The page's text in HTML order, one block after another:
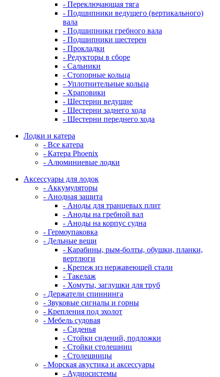
- Переключающая тяга
- Подшипники ведущего (вертикального)
вала
- Подшипники гребного вала
- Подшипники шестерен
- Прокладки
- Редукторы в сборе
- Сальники
- Стопорные кольца
- Уплотнительные кольца
- Храповики
- Шестерни ведущие
- Шестерни заднего хода
- Шестерни переднего хода
Лодки и катера
- Все катера
- Катера Phoenix
- Алюминиевые лодки
Аксессуары для лодок
- Аккумуляторы
- Анодная защита
- Аноды для транцевых плит
- Аноды на гребной вал
- Аноды на корпус судна
- Гермоупаковка
- Дельные вещи
- Карабины, рым-болты, обушки, планки,
вертлюги
- Крепеж из нержавеющей стали
- Такелаж
- Хомуты, заглушки для труб
- Держатели спиннинга
- Звуковые сигналы и горны
- Крепления под эхолот
- Мебель судовая
- Сиденья
- Стойки сидений, подложки
- Стойки столешниц
- Столешницы
- Морская акустика и аксессуары
- Аудиосистемы